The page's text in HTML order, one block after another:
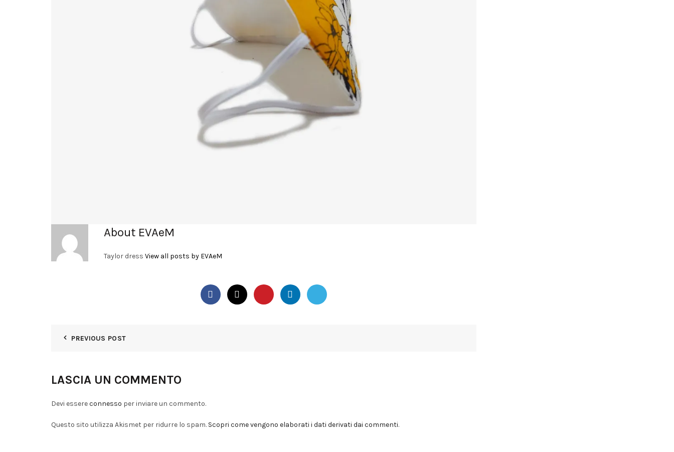
About EVAeM
Taylor dress View all posts by EVAeM
PREVIOUS POST
LASCIA UN COMMENTO
Devi essereconnesso per inviare un commento.
Questo sito utilizza Akismet per ridurre lo spam. Scopri come vengono elaborati i dati derivati dai commenti.